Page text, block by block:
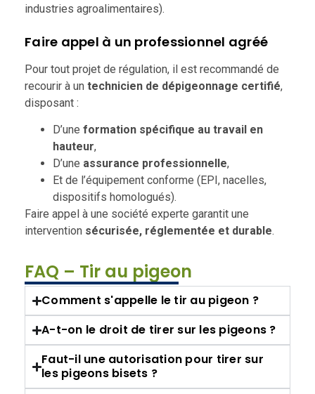
industries agroalimentaires).
Faire appel à un professionnel agréé
Pour tout projet de régulation, il est recommandé de
recourir à un technicien de dépigeonnage certifié,
disposant :
D’une formation spécifique au travail en
hauteur,
D’une assurance professionnelle,
Et de l’équipement conforme (EPI, nacelles,
dispositifs homologués).
Faire appel à une société experte garantit une
intervention sécurisée, réglementée et durable.
FAQ – Tir au pigeon
Comment s'appelle le tir au pigeon ?
A-t-on le droit de tirer sur les pigeons ?
Faut-il une autorisation pour tirer sur
les pigeons bisets ?